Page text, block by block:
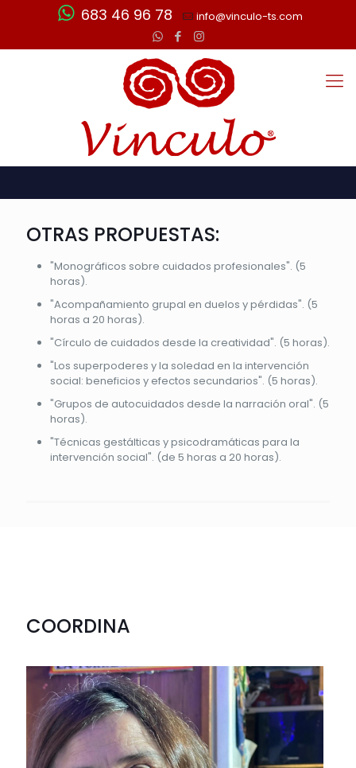
683 46 96 78 info@vinculo-ts.com
OTRAS PROPUESTAS:
"Monográficos sobre cuidados profesionales". (5
horas).
"Acompañamiento grupal en duelos y pérdidas". (5
horas a 20 horas).
"Círculo de cuidados desde la creatividad". (5 horas).
"Los superpoderes y la soledad en la intervención
social: beneficios y efectos secundarios". (5 horas).
"Grupos de autocuidados desde la narración oral". (5
horas).
"Técnicas gestálticas y psicodramáticas para la
intervención social". (de 5 horas a 20 horas).
COORDINA